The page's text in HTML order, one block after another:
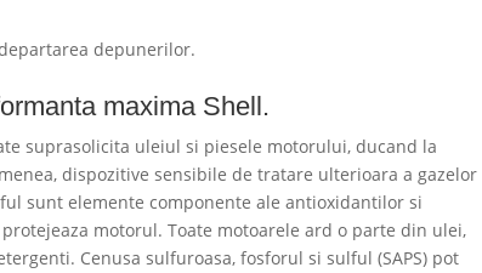
depunerilor.
maxima Shell.
suprasolicita uleiul si piesele motorului, ducand la
dispozitive sensibile de tratare ulterioara a gazelor
sunt elemente componente ale antioxidantilor si
motorul. Toate motoarele ard o parte din ulei,
Cenusa sulfuroasa, fosforul si sulful (SAPS) pot